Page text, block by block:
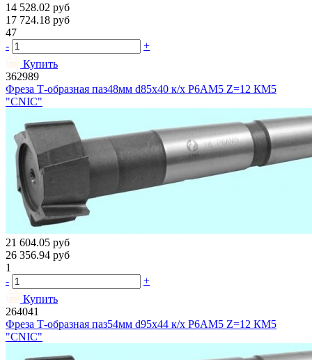
14 528.02 руб
17 724.18 руб
47
-
+
Купить
362989
Фреза Т-образная паз48мм d85х40 к/х Р6АМ5 Z=12 КМ5
"CNIC"
21 604.05 руб
26 356.94 руб
1
-
+
Купить
264041
Фреза Т-образная паз54мм d95х44 к/х Р6АМ5 Z=12 КМ5
"CNIC"